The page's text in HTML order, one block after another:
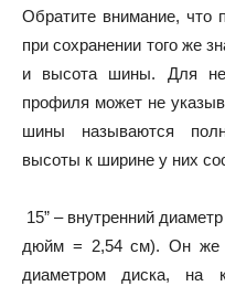
Обратите внимание,
при сохранении того же
и высота шины. Для
профиля может не
шины называются
высоты к ширине у них
15” – внутренний
дюйм = 2,54 см). Он же
диаметром диска, на